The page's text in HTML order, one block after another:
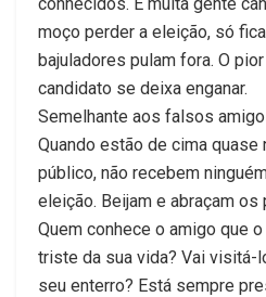
moço perder a eleição, só
bajuladores pulam fora. O
candidato se deixa enganar.
Semelhante aos falsos
Quando estão de cima quase
público, não recebem
eleição. Beijam e abraçam
Quem conhece o amigo que
triste da sua vida? Vai visitá-
seu enterro? Está sempre